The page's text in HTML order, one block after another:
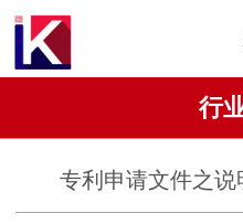
行
专利申请文件之说